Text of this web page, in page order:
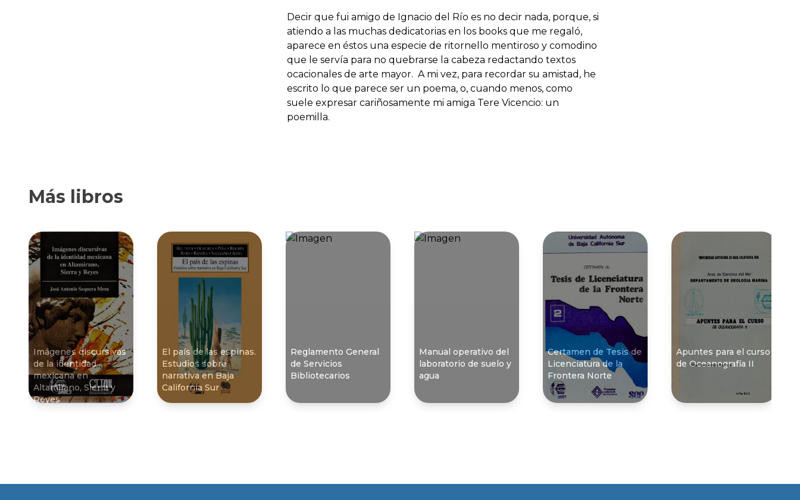
Decir que fui amigo de Ignacio del Río es no decir nada, porque, si
atiendo a las muchas dedicatorias en los books que me regaló,
aparece en éstos una especie de ritornello mentiroso y comodino
que le servía para no quebrarse la cabeza redactando textos
ocacionales de arte mayor. A mi vez, para recordar su amistad, he
escrito lo que parece ser un poema, o, cuando menos, como
suele expresar cariñosamente mi amiga Tere Vicencio: un
poemilla.
Más libros
Imágenes discursivas
de la identidad
mexicana en
Altamirano, Sierra y
Reyes
El paí­s de las espinas.
Estudios sobre
narrativa en Baja
California Sur
Reglamento General
de Servicios
Bibliotecarios
Manual operativo del
laboratorio de suelo y
agua
Certamen de Tesis de
Licenciatura de la
Frontera Norte
Apuntes para el curso
de Oceanografía II